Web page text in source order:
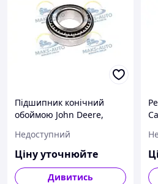
Підшипник конічний
обоймою John Deere,
Massey Ferguson
(Cametet) 11955-55 UA56
Недоступний
Ціну уточнюйте
Дивитись